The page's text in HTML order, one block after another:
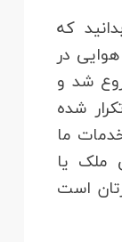
که
در
شروع شد و
شده
ما
ملک یا
است